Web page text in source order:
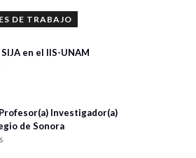
DE TRABAJO
en el IIS-UNAM
Investigador(a)
de Sonora